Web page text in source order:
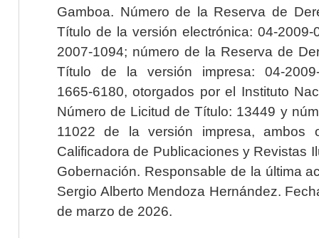
Gamboa. Número de la Reserva de
Título de la versión electrónica: 04-2009-
2007-1094; número de la Reserva de
Título de la versión impresa: 04-2009-
1665-6180, otorgados por el Instituto
Número de Licitud de Título: 13449 y
11022 de la versión impresa, ambos
Calificadora de Publicaciones y Revistas
Gobernación. Responsable de la última
Sergio Alberto Mendoza Hernández.
de marzo de 2026.